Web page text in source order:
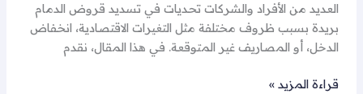
العديد من الأفراد والشركات تحديات في تسديد قروض الدمام
بريدة بسبب ظروف مختلفة مثل التغيرات الاقتصادية، انخفاض
الدخل، أو المصاريف غير المتوقعة. في هذا المقال، نقدم
قراءة المزيد »